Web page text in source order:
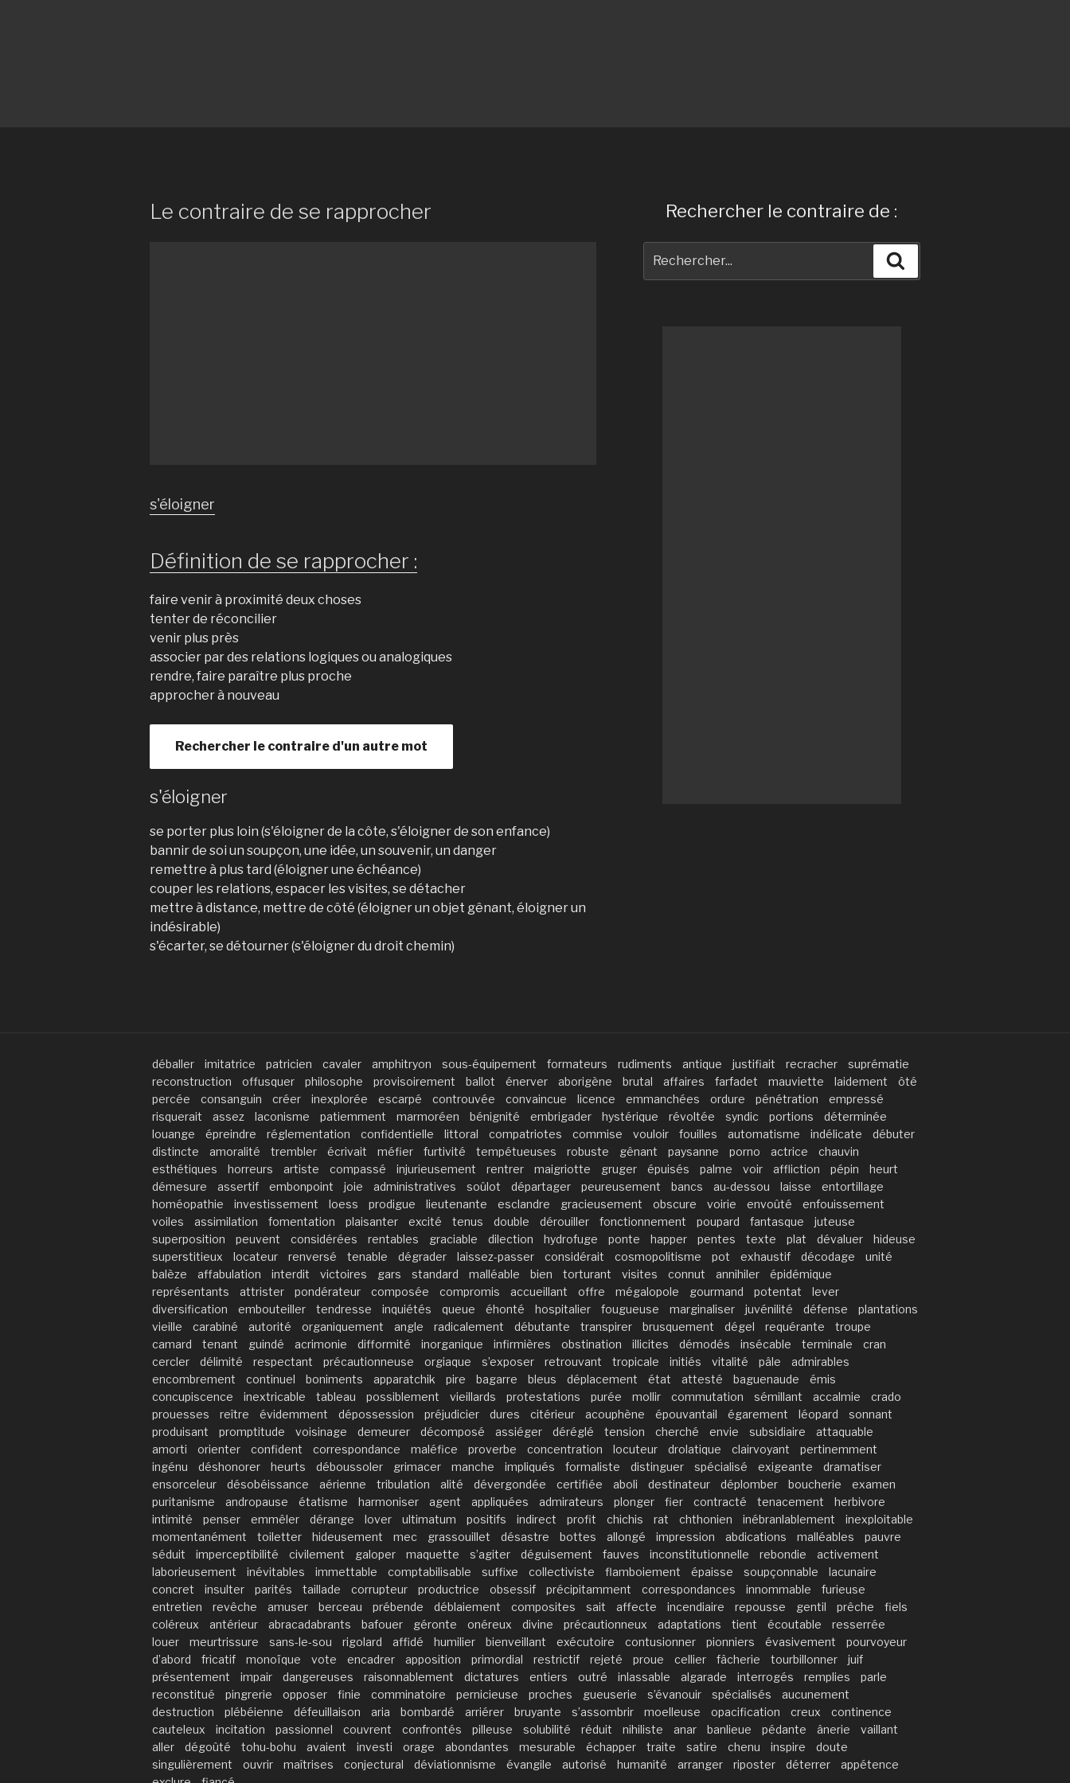
Le contraire de se rapprocher
s'éloigner
Définition de se rapprocher :
faire venir à proximité deux choses
tenter de réconcilier
venir plus près
associer par des relations logiques ou analogiques
rendre, faire paraître plus proche
approcher à nouveau
Rechercher le contraire d'un autre mot
s'éloigner
se porter plus loin (s'éloigner de la côte, s'éloigner de son enfance)
bannir de soi un soupçon, une idée, un souvenir, un danger
remettre à plus tard (éloigner une échéance)
couper les relations, espacer les visites, se détacher
mettre à distance, mettre de côté (éloigner un objet gênant, éloigner un
indésirable)
s'écarter, se détourner (s'éloigner du droit chemin)
Rechercher le contraire de :
pour
déballer imitatrice patricien cavaler amphitryon sous-équipement formateurs rudiments antique justifiait recracher
suprématie
reconstruction
offusquer philosophe provisoirement ballot énerver aborigène brutal affaires farfadet mauviette laidement
ôté
percée
consanguin créer inexplorée escarpé controuvée convaincue licence emmanchées ordure pénétration
empressé
risquerait
assez laconisme patiemment marmoréen bénignité embrigader hystérique révoltée syndic portions
déterminée
louange
épreindre réglementation confidentielle littoral compatriotes commise vouloir fouilles automatisme indélicate
débuter
distincte
amoralité trembler écrivait méfier furtivité tempétueuses robuste gênant paysanne porno actrice
chauvin
esthétiques
horreurs artiste compassé injurieusement rentrer maigriotte gruger épuisés palme voir affliction pépin
heurt
démesure
assertif embonpoint joie administratives soûlot départager peureusement bancs au-dessou laisse
entortillage
homéopathie
investissement loess prodigue lieutenante esclandre gracieusement obscure voirie envoûté
enfouissement
voiles
assimilation fomentation plaisanter excité tenus double dérouiller fonctionnement poupard fantasque
juteuse
superposition
peuvent considérées rentables graciable dilection hydrofuge ponte happer pentes texte plat dévaluer
hideuse
superstitieux
locateur renversé tenable dégrader laissez-passer considérait cosmopolitisme pot exhaustif décodage
unité
balèze
affabulation interdit victoires gars standard malléable bien torturant visites connut annihiler
épidémique
représentants
attrister pondérateur composée compromis accueillant offre mégalopole gourmand potentat
lever
diversification
embouteiller tendresse inquiétés queue éhonté hospitalier fougueuse marginaliser juvénilité défense
plantations
vieille
carabiné autorité organiquement angle radicalement débutante transpirer brusquement dégel requérante
troupe
camard
tenant guindé acrimonie difformité inorganique infirmières obstination illicites démodés insécable terminale
cran
cercler
délimité respectant précautionneuse orgiaque s’exposer retrouvant tropicale initiés vitalité pâle
admirables
encombrement
continuel boniments apparatchik pire bagarre bleus déplacement état attesté baguenaude
émis
concupiscence
inextricable tableau possiblement vieillards protestations purée mollir commutation sémillant accalmie
crado
prouesses
reître évidemment dépossession préjudicier dures citérieur acouphène épouvantail égarement léopard
sonnant
produisant
promptitude voisinage demeurer décomposé assiéger déréglé tension cherché envie subsidiaire
attaquable
amorti
orienter confident correspondance maléfice proverbe concentration locuteur drolatique clairvoyant
pertinemment
ingénu
déshonorer heurts déboussoler grimacer manche impliqués formaliste distinguer spécialisé exigeante
dramatiser
ensorceleur
désobéissance aérienne tribulation alité dévergondée certifiée aboli destinateur déplomber boucherie
examen
puritanisme
andropause étatisme harmoniser agent appliquées admirateurs plonger fier contracté tenacement
herbivore
intimité
penser emmêler dérange lover ultimatum positifs indirect profit chichis rat chthonien inébranlablement
inexploitable
momentanément
toiletter hideusement mec grassouillet désastre bottes allongé impression abdications malléables
pauvre
séduit
imperceptibilité civilement galoper maquette s’agiter déguisement fauves inconstitutionnelle rebondie
activement
laborieusement
inévitables immettable comptabilisable suffixe collectiviste flamboiement épaisse soupçonnable
lacunaire
concret
insulter parités taillade corrupteur productrice obsessif précipitamment correspondances innommable
furieuse
entretien
revêche amuser berceau prébende déblaiement composites sait affecte incendiaire repousse gentil prêche
fiels
coléreux
antérieur abracadabrants bafouer géronte onéreux divine précautionneux adaptations tient écoutable
resserrée
louer
meurtrissure sans-le-sou rigolard affidé humilier bienveillant exécutoire contusionner pionniers évasivement
pourvoyeur
d’abord
fricatif monoïque vote encadrer apposition primordial restrictif rejeté proue cellier fâcherie tourbillonner
juif
présentement
impair dangereuses raisonnablement dictatures entiers outré inlassable algarade interrogés remplies
parle
reconstitué
pingrerie opposer finie comminatoire pernicieuse proches gueuserie s’évanouir spécialisés
aucunement
destruction
plébéienne défeuillaison aria bombardé arriérer bruyante s’assombrir moelleuse opacification creux
continence
cauteleux
incitation passionnel couvrent confrontés pilleuse solubilité réduit nihiliste anar banlieue pédante ânerie
vaillant
aller
dégoûté tohu-bohu avaient investi orage abondantes mesurable échapper traite satire chenu inspire
doute
singulièrement
ouvrir maîtrises conjectural déviationnisme évangile autorisé humanité arranger riposter déterrer
appétence